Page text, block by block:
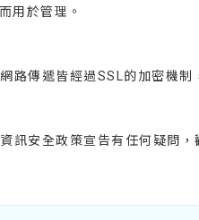
用於管理。
路傳遞皆經過SSL的加密機
訊安全政策宣告有任何疑問，